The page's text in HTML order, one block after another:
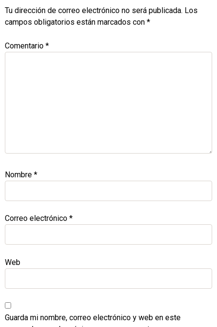
Tu dirección de correo electrónico no será publicada. Los
campos obligatorios están marcados con *
Comentario *
Nombre *
Correo electrónico *
Web
Guarda mi nombre, correo electrónico y web en este